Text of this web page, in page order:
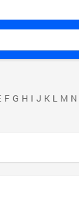
F G H I J K L M N